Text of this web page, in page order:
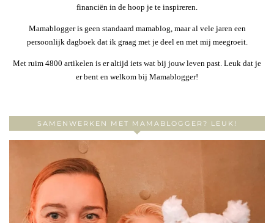
financiën in de hoop je te inspireren.
Mamablogger is geen standaard mamablog, maar al vele jaren een
persoonlijk dagboek dat ik graag met je deel en met mij meegroeit.
Met ruim 4800 artikelen is er altijd iets wat bij jouw leven past. Leuk dat je
er bent en welkom bij Mamablogger!
SAMENWERKEN MET MAMABLOGGER? LEUK!